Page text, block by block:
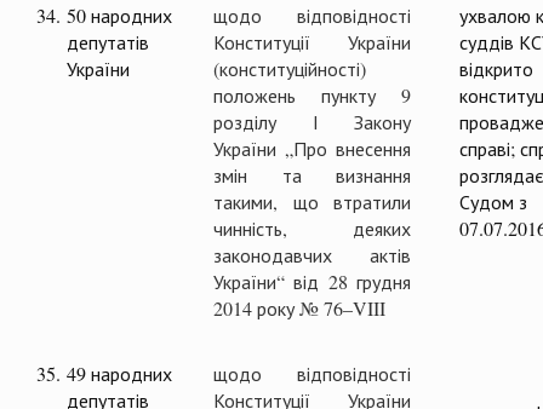
34. 50 народних
депутатів
України
щодо відповідності
Конституції України
(конституційності)
положень пункту 9
розділу І Закону
України „Про внесення
змін та визнання
такими, що втратили
чинність, деяких
законодавчих актів
України“ від 28 грудня
2014 року № 76–VIII
ухвалою
суддів
відкрито
справі;
Судом з
35. 49 народних
депутатів
щодо відповідності
Конституції України